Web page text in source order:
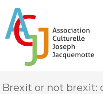
Brexit or not brexit: